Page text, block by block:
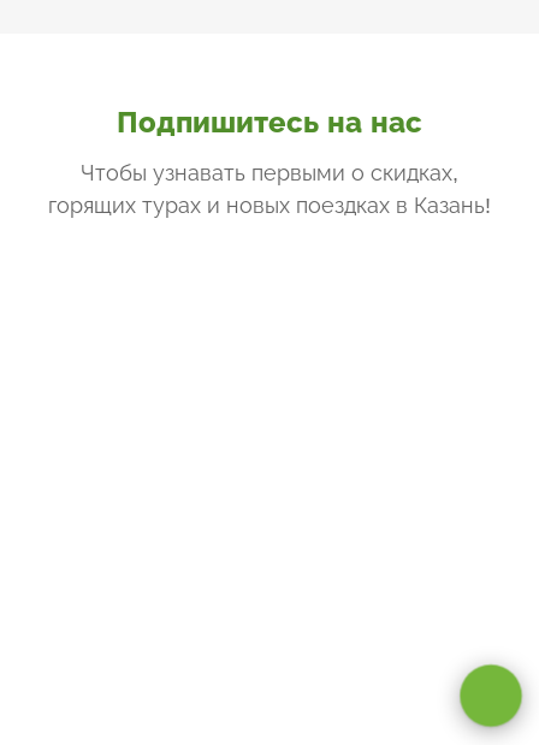
Подпишитесь на нас
Чтобы узнавать первыми о скидках,
горящих турах и новых поездках в Казань!